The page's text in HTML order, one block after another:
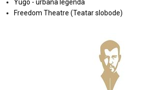
Yugo - urbana legenda
Freedom Theatre (Teatar slobode)